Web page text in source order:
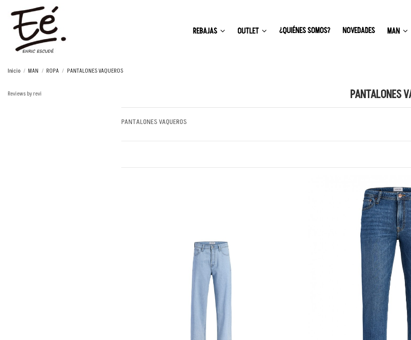
REBAJAS OUTLET ¿QUIÉNES SOMOS? NOVEDADES MAN
Inicio MAN ROPA PANTALONES VAQUEROS
PANTALONES
PANTALONES VAQUEROS
Reviews by revi